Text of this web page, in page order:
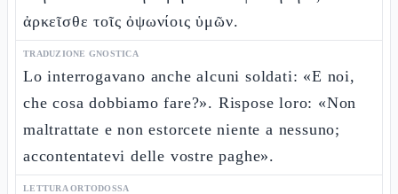
ἀρκεῖσθε τοῖς ὀψωνίοις ὑμῶν.
TRADUZIONE GNOSTICA
Lo interrogavano anche alcuni soldati: «E noi,
che cosa dobbiamo fare?». Rispose loro: «Non
maltrattate e non estorcete niente a nessuno;
accontentatevi delle vostre paghe».
LETTURA ORTODOSSA